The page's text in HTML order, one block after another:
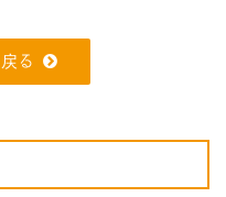
る